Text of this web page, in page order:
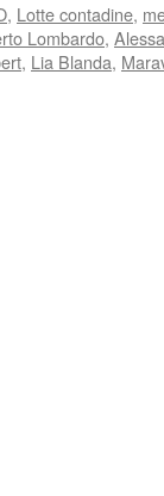
, Lotte contadine,
Lombardo,
, Lia Blanda,